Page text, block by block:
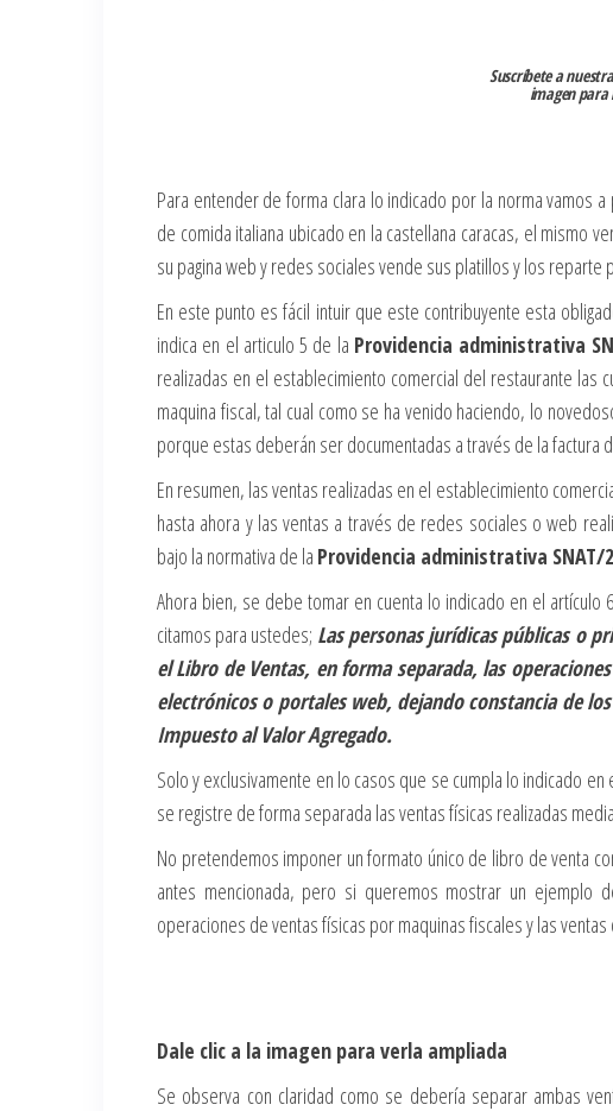
Suscríbete a
imagen
Para entender de forma clara lo indicado por la norma vamos
de comida italiana ubicado en la castellana caracas, el mismo
su pagina web y redes sociales vende sus platillos y los reparte
En este punto es fácil intuir que este contribuyente esta
indica en el articulo 5 de la Providencia administrativa
realizadas en el establecimiento comercial del restaurante las
maquina fiscal, tal cual como se ha venido haciendo, lo
porque estas deberán ser documentadas a través de la factura
En resumen, las ventas realizadas en el establecimiento
hasta ahora y las ventas a través de redes sociales o web
bajo la normativa de la Providencia administrativa SNAT/
Ahora bien, se debe tomar en cuenta lo indicado en el artículo
citamos para ustedes; Las personas jurídicas públicas o
el Libro de Ventas, en forma separada, las
electrónicos o portales web, dejando constancia de
Impuesto al Valor Agregado.
Solo y exclusivamente en lo casos que se cumpla lo indicado
se registre de forma separada las ventas físicas realizadas
No pretendemos imponer un formato único de libro de venta
antes mencionada, pero si queremos mostrar un
operaciones de ventas físicas por maquinas fiscales y las ventas
Dale clic a la imagen para verla ampliada
Se observa con claridad como se debería separar ambas